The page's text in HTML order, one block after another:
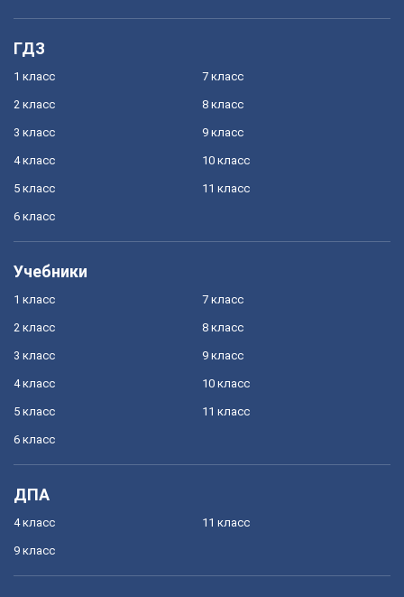
ГДЗ
1 класс
2 класс
3 класс
4 класс
5 класс
6 класс
7 класс
8 класс
9 класс
10 класс
11 класс
Учебники
1 класс
2 класс
3 класс
4 класс
5 класс
6 класс
7 класс
8 класс
9 класс
10 класс
11 класс
ДПА
4 класс
9 класс
11 класс